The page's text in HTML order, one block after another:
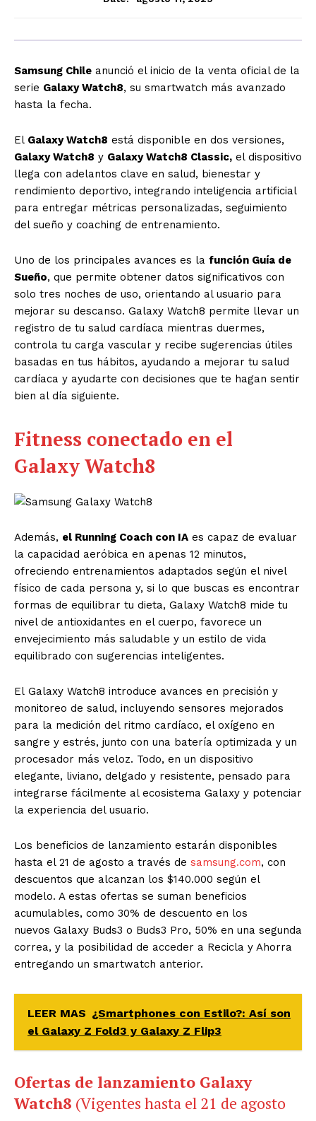
Samsung Chile anunció el inicio de la venta oficial de la
serie Galaxy Watch8, su smartwatch más avanzado
hasta la fecha.
El Galaxy Watch8 está disponible en dos versiones,
Galaxy Watch8 y Galaxy Watch8 Classic, el dispositivo
llega con adelantos clave en salud, bienestar y
rendimiento deportivo, integrando inteligencia artificial
para entregar métricas personalizadas, seguimiento
del sueño y coaching de entrenamiento.
Uno de los principales avances es la función Guía de
Sueño, que permite obtener datos significativos con
solo tres noches de uso, orientando al usuario para
mejorar su descanso. Galaxy Watch8 permite llevar un
registro de tu salud cardíaca mientras duermes,
controla tu carga vascular y recibe sugerencias útiles
basadas en tus hábitos, ayudando a mejorar tu salud
cardíaca y ayudarte con decisiones que te hagan sentir
bien al día siguiente.
Fitness conectado en el
Galaxy Watch8
Además, el Running Coach con IA es capaz de evaluar
la capacidad aeróbica en apenas 12 minutos,
ofreciendo entrenamientos adaptados según el nivel
físico de cada persona y, si lo que buscas es encontrar
formas de equilibrar tu dieta, Galaxy Watch8 mide tu
nivel de antioxidantes en el cuerpo, favorece un
envejecimiento más saludable y un estilo de vida
equilibrado con sugerencias inteligentes.
El Galaxy Watch8 introduce avances en precisión y
monitoreo de salud, incluyendo sensores mejorados
para la medición del ritmo cardíaco, el oxígeno en
sangre y estrés, junto con una batería optimizada y un
procesador más veloz. Todo, en un dispositivo
elegante, liviano, delgado y resistente, pensado para
integrarse fácilmente al ecosistema Galaxy y potenciar
la experiencia del usuario.
Los beneficios de lanzamiento estarán disponibles
hasta el 21 de agosto a través de samsung.com, con
descuentos que alcanzan los $140.000 según el
modelo. A estas ofertas se suman beneficios
acumulables, como 30% de descuento en los
nuevos Galaxy Buds3 o Buds3 Pro, 50% en una segunda
correa, y la posibilidad de acceder a Recicla y Ahorra
entregando un smartwatch anterior.
LEER MAS ¿Smartphones con Estilo?: Así son
el Galaxy Z Fold3 y Galaxy Z Flip3
Ofertas de lanzamiento Galaxy
Watch8 (Vigentes hasta el 21 de agosto